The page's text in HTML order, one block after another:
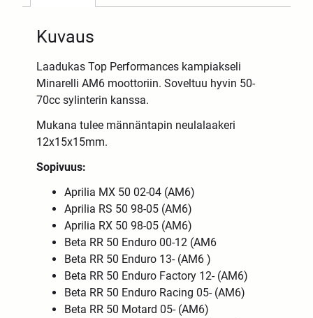
Kuvaus
Laadukas Top Performances kampiakseli
Minarelli AM6 moottoriin. Soveltuu hyvin 50-
70cc sylinterin kanssa.
Mukana tulee männäntapin neulalaakeri
12x15x15mm.
Sopivuus:
Aprilia MX 50 02-04 (AM6)
Aprilia RS 50 98-05 (AM6)
Aprilia RX 50 98-05 (AM6)
Beta RR 50 Enduro 00-12 (AM6
Beta RR 50 Enduro 13- (AM6 )
Beta RR 50 Enduro Factory 12- (AM6)
Beta RR 50 Enduro Racing 05- (AM6)
Beta RR 50 Motard 05- (AM6)